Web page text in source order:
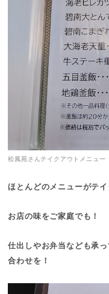
松風苑さんテイクアウトメニュー
ほとんどのメニューがテイ
お店の味をご家庭でも！
仕出しやお弁当なども承
合わせを！